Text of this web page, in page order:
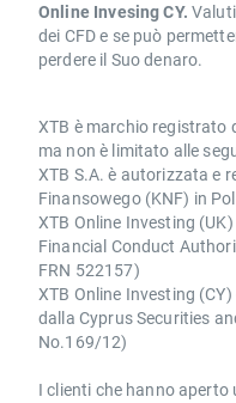
Online Invesing CY.
dei CFD e se può
perdere il Suo denaro.
XTB è marchio registrato
ma non è limitato alle
XTB S.A. è autorizzata e
Finansowego (KNF) in
XTB Online Investing
Financial Conduct
FRN 522157)
XTB Online Investing
dalla Cyprus Securities
No.169/12)
I clienti che hanno aperto